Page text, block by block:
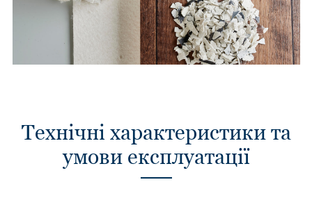
Технічні характеристики та
умови експлуатації